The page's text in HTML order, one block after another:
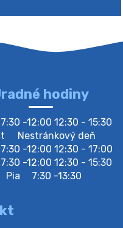
stredu 05. augusta
a lakosokat,
a gyűjtőudvar zárva
hodiny
7:30 -12:00 12:30 - 15:30
Nestránkový deň
7:30 -12:00 12:30 - 17:00
7:30 -12:00 12:30 - 15:30
Pia
7:30 -13:30